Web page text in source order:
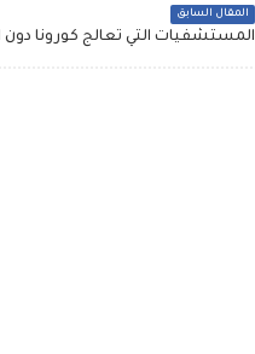
المقال السابق
المستشفيات التي تعالج كورونا دون